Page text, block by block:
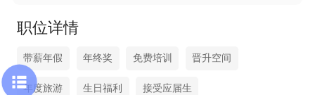
职位详情
带薪年假 年终奖 免费培训 晋升空间
年度旅游 生日福利 接受应届生